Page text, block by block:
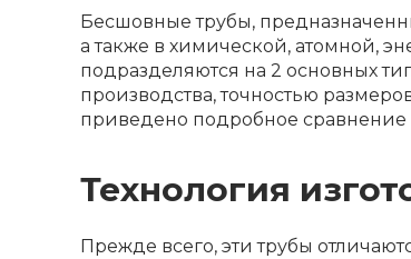
Бесшовные трубы,
а также в химической, атомной,
подразделяются на 2 основных
производства, точностью
приведено подробное
Технология
Прежде всего, эти трубы